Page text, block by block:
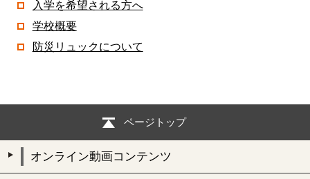
入学を希望される方へ
学校概要
防災リュックについて
ページトップ
オンライン動画コンテンツ